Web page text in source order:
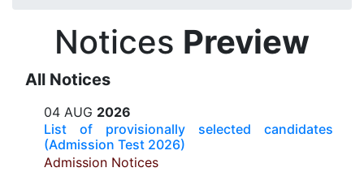
Notices Preview
All Notices
04 AUG 2026
List of provisionally selected candidates
(Admission Test 2026)
Admission Notices